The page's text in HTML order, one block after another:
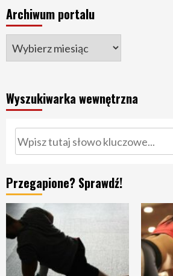
Archiwum portalu
Wyszukiwarka wewnętrzna
Szukaj
Przegapione? Sprawdź!